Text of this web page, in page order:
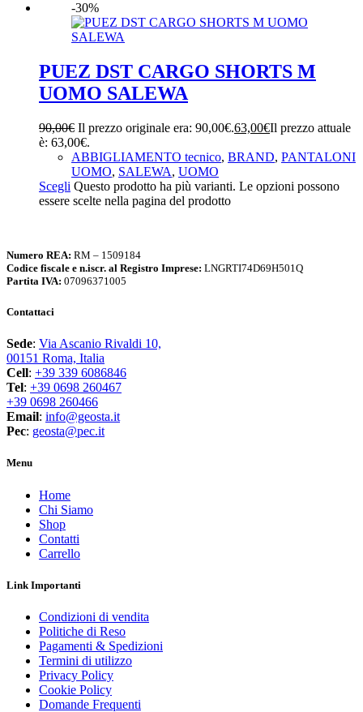
-30%
PUEZ DST CARGO SHORTS M
UOMO SALEWA
90,00€ Il prezzo originale era: 90,00€.63,00€Il prezzo attuale
è: 63,00€.
ABBIGLIAMENTO tecnico, BRAND, PANTALONI
UOMO, SALEWA, UOMO
Scegli Questo prodotto ha più varianti. Le opzioni possono
essere scelte nella pagina del prodotto
Numero REA: RM – 1509184
Codice fiscale e n.iscr. al Registro Imprese: LNGRTI74D69H501Q
Partita IVA: 07096371005
Contattaci
Sede: Via Ascanio Rivaldi 10,
00151 Roma, Italia
Cell: +39 339 6086846
Tel: +39 0698 260467
+39 0698 260466
Email: info@geosta.it
Pec: geosta@pec.it
Menu
Home
Chi Siamo
Shop
Contatti
Carrello
Link Importanti
Condizioni di vendita
Politiche di Reso
Pagamenti & Spedizioni
Termini di utilizzo
Privacy Policy
Cookie Policy
Domande Frequenti